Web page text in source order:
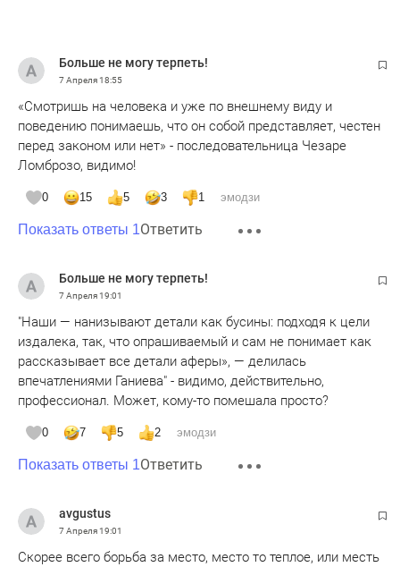
Больше не могу терпеть!
7 Апреля18:55
«Смотришь на человека и уже по внешнему виду и
поведению понимаешь, что он собой представляет, честен
перед законом или нет» - последовательница Чезаре
Ломброзо, видимо!
0 15 5 3 1 эмодзи
Показать ответы 1Ответить
Больше не могу терпеть!
7 Апреля19:01
"Наши — нанизывают детали как бусины: подходя к цели
издалека, так, что опрашиваемый и сам не понимает как
рассказывает все детали аферы», — делилась
впечатлениями Ганиева" - видимо, действительно,
профессионал. Может, кому-то помешала просто?
0 7 5 2 эмодзи
Показать ответы 1Ответить
avgustus
7 Апреля19:01
Скорее всего борьба за место, место то теплое, или месть